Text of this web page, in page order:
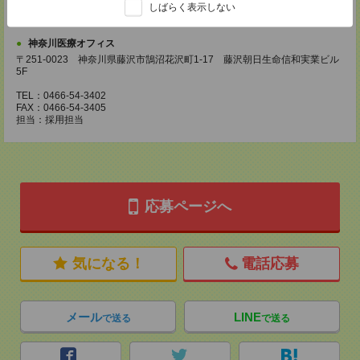
しばらく表示しない
神奈川医療オフィス
〒251-0023 神奈川県藤沢市鵠沼花沢町1-17 藤沢朝日生命信和実業ビル
5F
TEL：0466-54-3402
FAX：0466-54-3405
担当：採用担当
応募ページへ
気になる！ 電話応募
メールで送る LINEで送る